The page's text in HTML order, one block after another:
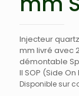
Injecteur
mm livré avec
démontable
II SOP (Side
Disponible sur